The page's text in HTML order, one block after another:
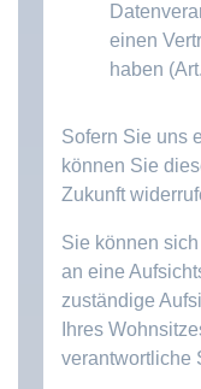
einen
haben
Sofern Sie uns
können Sie
Zukunft
Sie können
an eine
zuständige
Ihres
verantwortliche